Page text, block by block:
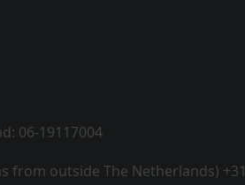
06-19117004
from outside The Netherlands) +31